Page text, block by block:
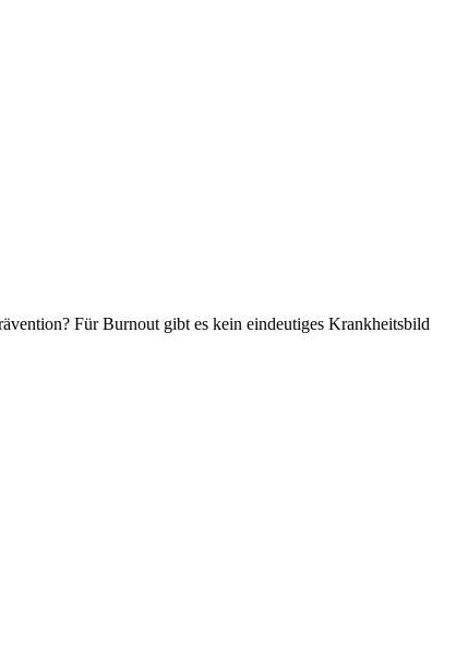
Für Burnout gibt es kein eindeutiges Krankheitsbild